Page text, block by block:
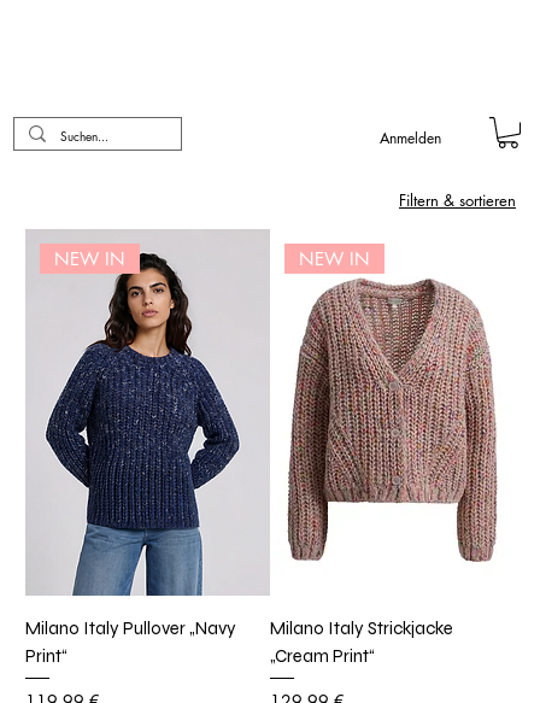
Anmelden
Filtern & sortieren
NEW IN
Milano Italy Pullover „Navy
Print“
NEW IN
Milano Italy Strickjacke
„Cream Print“